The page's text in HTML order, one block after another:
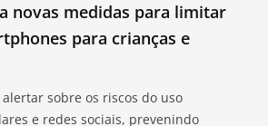
novas medidas para limitar
para crianças e
sobre os riscos do uso
e redes sociais, prevenindo